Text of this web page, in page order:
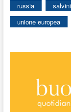
russia
salvini
unione europea